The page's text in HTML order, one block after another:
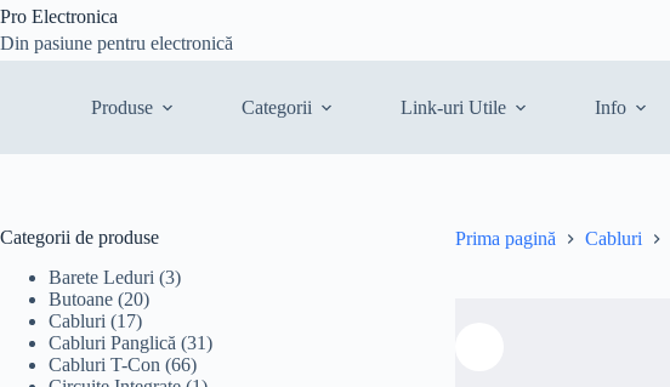
Sari
conținut
Pro Electronica
Din pasiune pentru electronică
Produse Categorii Link-uri Utile Info
Prima pagină Cabluri
Categorii de produse
Barete Leduri (3)
Butoane (20)
Cabluri (17)
Cabluri Panglică (31)
Cabluri T-Con (66)